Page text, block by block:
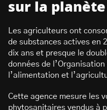
sur la planète
Les agriculteurs ont
de substances actives en
dix ans et presque le
données de
l’alimentation et
Cette agence mesure les
phytosanitaires vendus à